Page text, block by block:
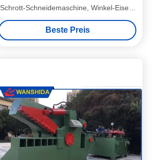
Schrott-Schneidemaschine, Winkel-Eisen-
Schneidemaschine mit der manuellen
Fütterung
Beste Preis